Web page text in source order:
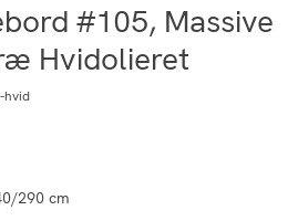
#105, Massive
Hvidolieret
hvid
290 cm